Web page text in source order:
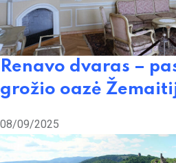
Renavo dvaras –
grožio oazė
08/09/2025